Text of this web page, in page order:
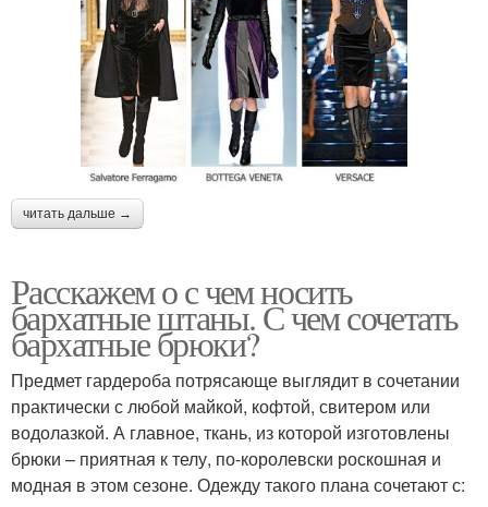
читать дальше →
Расскажем о с чем носить
бархатные штаны. С чем сочетать
бархатные брюки?
Предмет гардероба потрясающе выглядит в сочетании
практически с любой майкой, кофтой, свитером или
водолазкой. А главное, ткань, из которой изготовлены
брюки – приятная к телу, по-королевски роскошная и
модная в этом сезоне. Одежду такого плана сочетают с: